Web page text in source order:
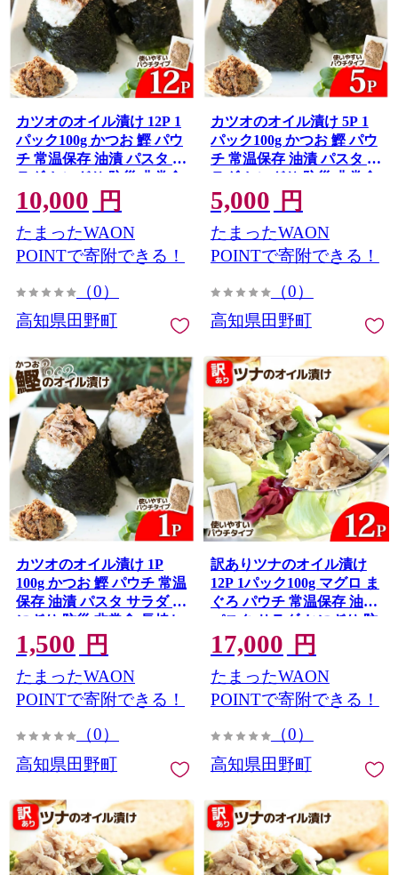
カツオのオイル漬け 12P 1
パック100g かつお 鰹 パウ
チ 常温保存 油漬 パスタ サ
ラダ おにぎり 防災 非常食
長持ち 備蓄 キャンプ アウ
トドア ふるさと納税 加工
品 高知 田野町
10,000 円
たまったWAON
POINTで寄附できる！
（0）
高知県田野町
カツオのオイル漬け 5P 1
パック100g かつお 鰹 パウ
チ 常温保存 油漬 パスタ サ
ラダ おにぎり 防災 非常食
長持ち 備蓄 キャンプ アウ
トドア ふるさと納税 加工
品 高知 田野町
5,000 円
たまったWAON
POINTで寄附できる！
（0）
高知県田野町
カツオのオイル漬け 1P
100g かつお 鰹 パウチ 常温
保存 油漬 パスタ サラダ お
にぎり 防災 非常食 長持ち
備蓄 キャンプ アウトドア
ふるさと納税 加工品 高知
田野町
1,500 円
たまったWAON
POINTで寄附できる！
（0）
高知県田野町
訳ありツナのオイル漬け
12P 1パック100g マグロ ま
ぐろ パウチ 常温保存 油漬
パスタ サラダ おにぎり 防
災 非常食 長持ち 備蓄 キャ
ンプ アウトドア わけあり
ふるさと納税 加工品 高知
田野町
17,000 円
たまったWAON
POINTで寄附できる！
（0）
高知県田野町